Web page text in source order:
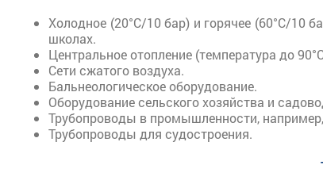
Холодное (20°C/10 бар) и горячее (60°C/10
школах.
Центральное отопление (температура до
Сети сжатого воздуха.
Бальнеологическое оборудование.
Оборудование сельского хозяйства и
Трубопроводы в промышленности,
Трубопроводы для судостроения.